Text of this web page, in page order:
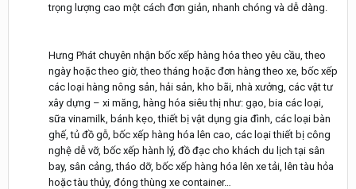
trọng lượng cao một cách đơn giản, nhanh chóng và dễ dàng.
Hưng Phát chuyên nhận bốc xếp hàng hóa theo yêu cầu, theo
ngày hoặc theo giờ, theo tháng hoặc đơn hàng theo xe, bốc xếp
các loại hàng nông sản, hải sản, kho bãi, nhà xưởng, các vật tư
xây dựng – xi măng, hàng hóa siêu thị như: gạo, bia các loại,
sữa vinamilk, bánh kẹo, thiết bị vật dụng gia đình, các loại bàn
ghế, tủ đồ gỗ, bốc xếp hàng hóa lên cao, các loại thiết bị công
nghệ dễ vỡ, bốc xếp hành lý, đồ đạc cho khách du lịch tại sân
bay, sân cảng, tháo dỡ, bốc xếp hàng hóa lên xe tải, lên tàu hỏa
hoặc tàu thủy, đóng thùng xe container…